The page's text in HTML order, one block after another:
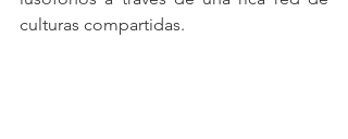
culturas compartidas.